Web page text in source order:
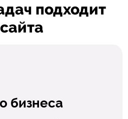
подходит
бизнеса